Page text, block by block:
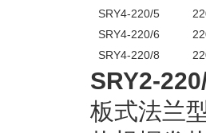
SRY4-220/5
SRY4-220/6
SRY4-220/8
SRY2-
板式法兰